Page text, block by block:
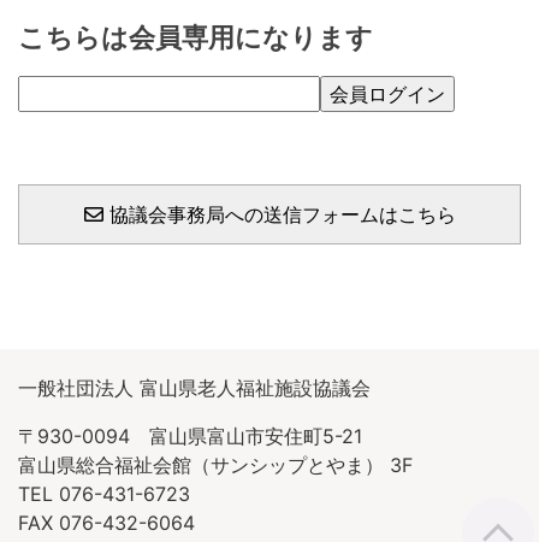
こちらは会員専用になります
協議会事務局への送信フォームはこちら
一般社団法人 富山県老人福祉施設協議会
〒930-0094 富山県富山市安住町5-21
富山県総合福祉会館（サンシップとやま） 3F
TEL 076-431-6723
FAX 076-432-6064